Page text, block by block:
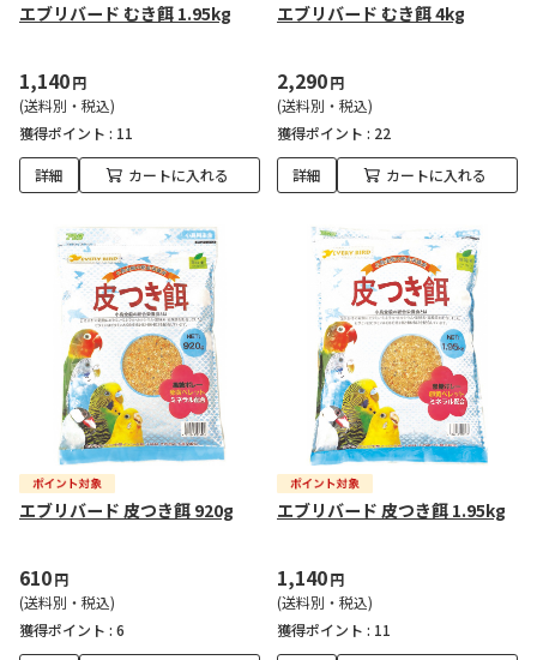
エブリバード むき餌 1.95kg
1,140円
(送料別・税込)
獲得ポイント : 11
詳細 カートに入れる
エブリバード むき餌 4kg
2,290円
(送料別・税込)
獲得ポイント : 22
詳細 カートに入れる
エブリバード 皮つき餌 920g
610円
(送料別・税込)
獲得ポイント : 6
エブリバード 皮つき餌 1.95kg
1,140円
(送料別・税込)
獲得ポイント : 11